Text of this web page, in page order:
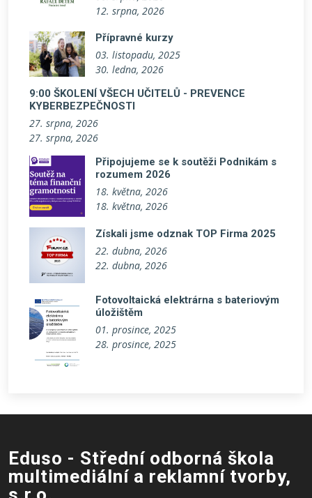
12. srpna, 2026
Přípravné kurzy
03. listopadu, 2025
30. ledna, 2026
9:00 ŠKOLENÍ VŠECH UČITELŮ - PREVENCE
KYBERBEZPEČNOSTI
27. srpna, 2026
27. srpna, 2026
Připojujeme se k soutěži Podnikám s
rozumem 2026
18. května, 2026
18. května, 2026
Získali jsme odznak TOP Firma 2025
22. dubna, 2026
22. dubna, 2026
Fotovoltaická elektrárna s bateriovým
úložištěm
01. prosince, 2025
28. prosince, 2025
Eduso - Střední odborná škola
multimediální a reklamní tvorby,